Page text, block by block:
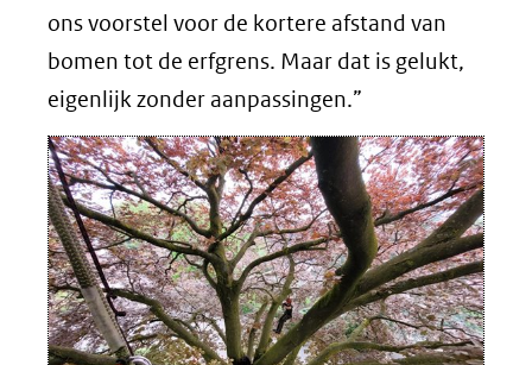
ons voorstel voor de kortere afstand van
bomen tot de erfgrens. Maar dat is gelukt,
eigenlijk zonder aanpassingen.”